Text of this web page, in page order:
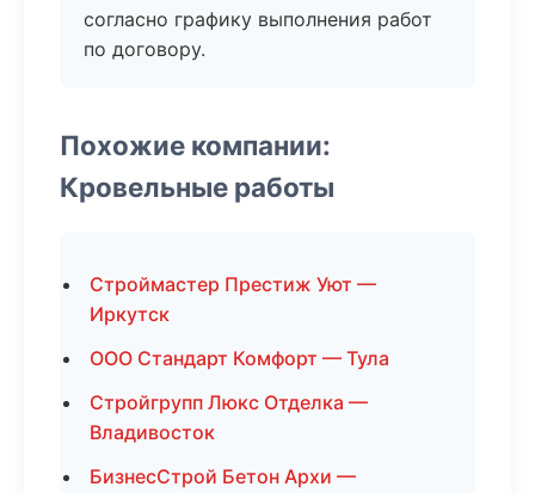
согласно графику выполнения работ
по договору.
Похожие компании:
Кровельные работы
Строймастер Престиж Уют —
Иркутск
ООО Стандарт Комфорт — Тула
Стройгрупп Люкс Отделка —
Владивосток
БизнесСтрой Бетон Архи —